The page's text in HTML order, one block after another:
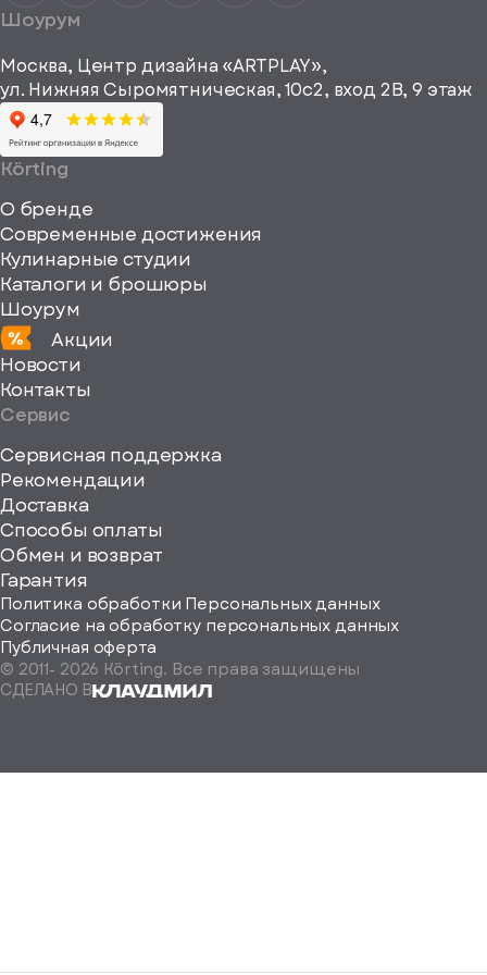
рекламные и
информационные
материалы
viewBox="0
0
Шоурум
Москва, Центр дизайна «ARTPLAY»,
ул. Нижняя Сыромятническая, 10с2, вход 2B, 9 этаж
Körting
О бренде
Современные достижения
Кулинарные студии
Каталоги и брошюры
Шоурум
Акции
Новости
Контакты
Сервис
Сервисная поддержка
Рекомендации
Доставка
Способы оплаты
Обмен и возврат
Гарантия
Политика обработки Персональных данных
Согласие на обработку персональных данных
Публичная оферта
© 2011- 2026 Körting. Все права защищены
СДЕЛАНО В
Определить
на-